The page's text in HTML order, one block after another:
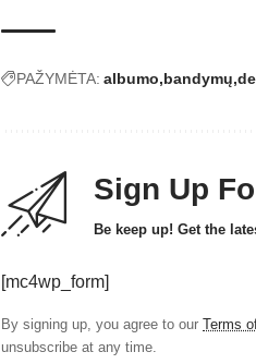
PAŽYMĖTA: albumo bandymų
Sign Up
Be keep up! Get the
[mc4wp_form]
By signing up, you agree to our Terms
unsubscribe at any time.